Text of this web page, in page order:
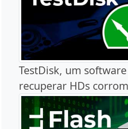
TestDisk, um
recuperar HDs